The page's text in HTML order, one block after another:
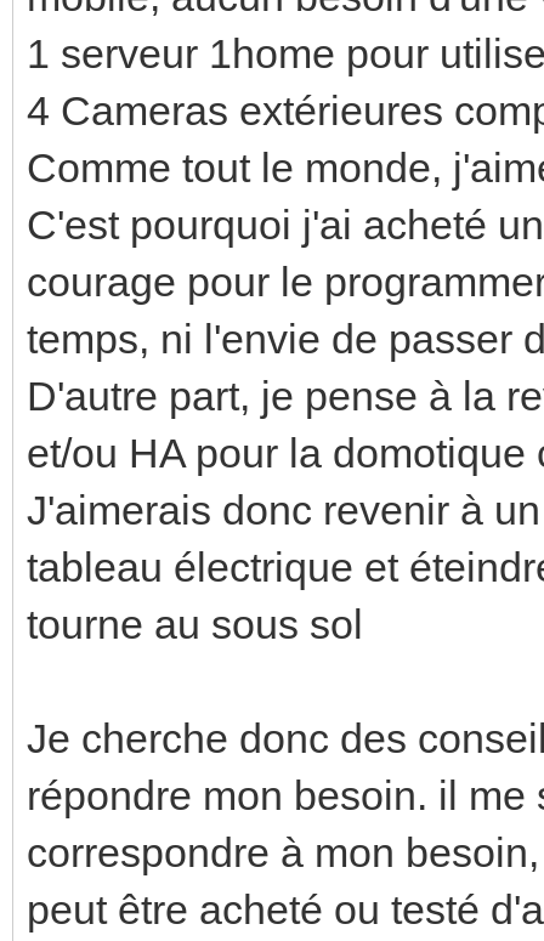
1 serveur 1home pour
4 Cameras extérieures
Comme tout le monde,
C'est pourquoi j'ai acheté
courage pour le
temps, ni l'envie de passer
D'autre part, je pense à la
et/ou HA pour la
J'aimerais donc revenir à
tableau électrique et
tourne au sous sol
Je cherche donc des
répondre mon besoin. il
correspondre à mon
peut être acheté ou testé